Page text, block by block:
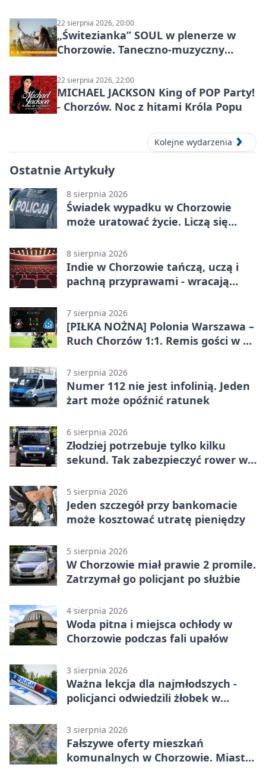
22 sierpnia 2026, 20:00
„Świtezianka” SOUL w plenerze w
Chorzowie. Taneczno-muzyczny
22 sierpnia 2026, 22:00
MICHAEL JACKSON King of POP Party!
- Chorzów. Noc z hitami Króla Popu
Kolejne wydarzenia
Ostatnie Artykuły
8 sierpnia 2026
Świadek wypadku w Chorzowie
może uratować życie. Liczą się
8 sierpnia 2026
Indie w Chorzowie tańczą, uczą i
pachną przyprawami - wracają
7 sierpnia 2026
[PIŁKA NOŻNA] Polonia Warszawa –
Ruch Chorzów 1:1. Remis gości w 3.
7 sierpnia 2026
Numer 112 nie jest infolinią. Jeden
żart może opóźnić ratunek
6 sierpnia 2026
Złodziej potrzebuje tylko kilku
sekund. Tak zabezpieczyć rower w
5 sierpnia 2026
Jeden szczegół przy bankomacie
może kosztować utratę pieniędzy
5 sierpnia 2026
W Chorzowie miał prawie 2 promile.
Zatrzymał go policjant po służbie
4 sierpnia 2026
Woda pitna i miejsca ochłody w
Chorzowie podczas fali upałów
3 sierpnia 2026
Ważna lekcja dla najmłodszych -
policjanci odwiedzili żłobek w
3 sierpnia 2026
Fałszywe oferty mieszkań
komunalnych w Chorzowie. Miasto